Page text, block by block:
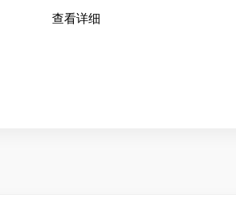
查看详细